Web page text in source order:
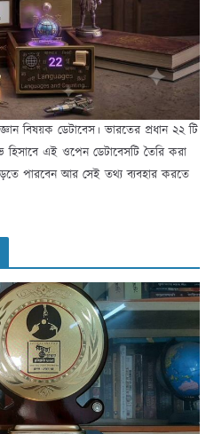
বিষয়ক ডেটাবেস। ভারতের প্রধান ২২ টি
এই ওপেন ডেটাবেসটি তৈরি করা
পারবেন আর সেই তথ্য ব্যবহার করতে